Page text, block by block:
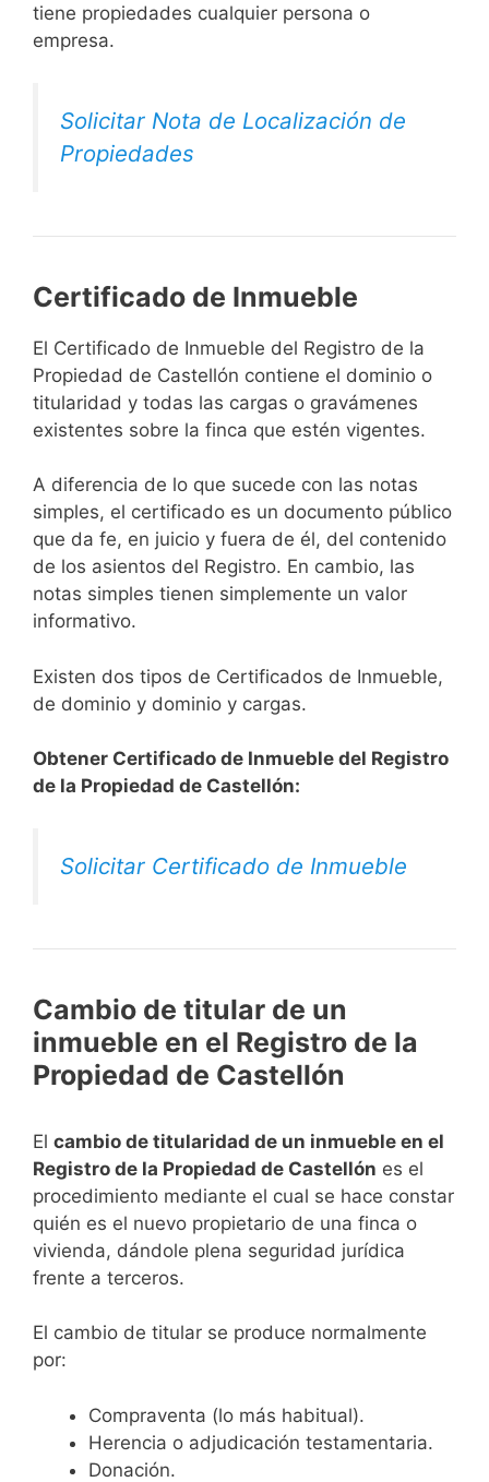
tiene propiedades cualquier persona o
empresa.
Solicitar Nota de Localización de
Propiedades
Certificado de Inmueble
El Certificado de Inmueble del Registro de la
Propiedad de Castellón contiene el dominio o
titularidad y todas las cargas o gravámenes
existentes sobre la finca que estén vigentes.
A diferencia de lo que sucede con las notas
simples, el certificado es un documento público
que da fe, en juicio y fuera de él, del contenido
de los asientos del Registro. En cambio, las
notas simples tienen simplemente un valor
informativo.
Existen dos tipos de Certificados de Inmueble,
de dominio y dominio y cargas.
Obtener Certificado de Inmueble del Registro
de la Propiedad de Castellón:
Solicitar Certificado de Inmueble
Cambio de titular de un
inmueble en el Registro de la
Propiedad de Castellón
El cambio de titularidad de un inmueble en el
Registro de la Propiedad de Castellón es el
procedimiento mediante el cual se hace constar
quién es el nuevo propietario de una finca o
vivienda, dándole plena seguridad jurídica
frente a terceros.
El cambio de titular se produce normalmente
por:
Compraventa (lo más habitual).
Herencia o adjudicación testamentaria.
Donación.